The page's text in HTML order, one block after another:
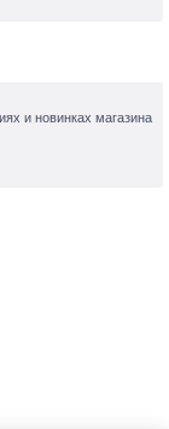
и новинках магазина